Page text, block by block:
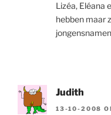
Lizéa, Eléana
hebben maar
Judith
13-10-2008